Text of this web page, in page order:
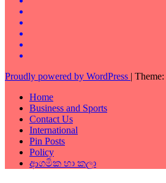
Proudly powered by WordPress | Theme:
Home
Business and Sports
Contact Us
International
Pin Posts
Policy
ආගමික හා කලා